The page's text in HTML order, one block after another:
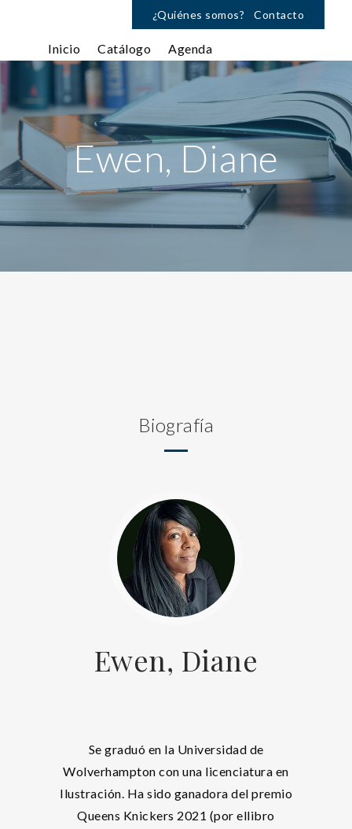
¿Quiénes somos? Contacto
Inicio Catálogo Agenda
Ewen, Diane
Biografía
Ewen, Diane
Se graduó en la Universidad de
Wolverhampton con una licenciatura en
Ilustración. Ha sido ganadora del premio
Queens Knickers 2021 (por ellibro